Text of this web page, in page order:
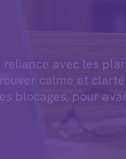
reliance avec les
calme et
blocages, pour